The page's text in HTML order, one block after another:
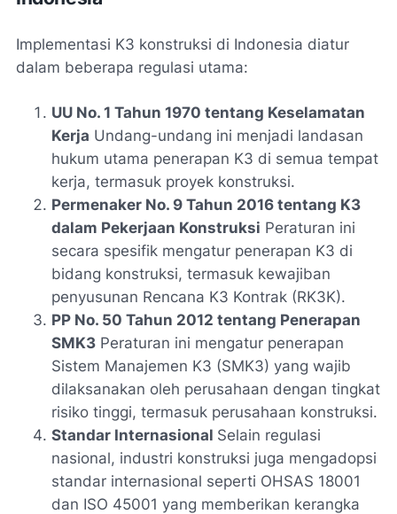
Implementasi K3 konstruksi di Indonesia diatur
dalam beberapa regulasi utama:
UU No. 1 Tahun 1970 tentang Keselamatan
Kerja Undang-undang ini menjadi landasan
hukum utama penerapan K3 di semua tempat
kerja, termasuk proyek konstruksi.
Permenaker No. 9 Tahun 2016 tentang K3
dalam Pekerjaan Konstruksi Peraturan ini
secara spesifik mengatur penerapan K3 di
bidang konstruksi, termasuk kewajiban
penyusunan Rencana K3 Kontrak (RK3K).
PP No. 50 Tahun 2012 tentang Penerapan
SMK3 Peraturan ini mengatur penerapan
Sistem Manajemen K3 (SMK3) yang wajib
dilaksanakan oleh perusahaan dengan tingkat
risiko tinggi, termasuk perusahaan konstruksi.
Standar Internasional Selain regulasi
nasional, industri konstruksi juga mengadopsi
standar internasional seperti OHSAS 18001
dan ISO 45001 yang memberikan kerangka